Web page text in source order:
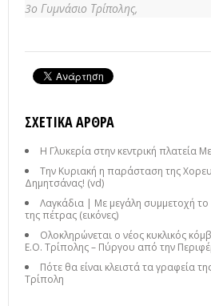
3ο Γυμνάσιο Τρίπολης,
ΣΧΕΤΙΚΆ ΆΡΘΡΑ
Η Γλυκερία στην κεντρική πλατεία
Την Κυριακή η παράσταση της
Δημητσάνας! (vd)
Λαγκάδια | Με μεγάλη συμμετοχή το
της πέτρας (εικόνες)
Ολοκληρώνεται ο νέος κυκλικός
Ε.Ο. Τρίπολης – Πύργου από την
Πότε θα είναι κλειστά τα γραφεία
Τρίπολη